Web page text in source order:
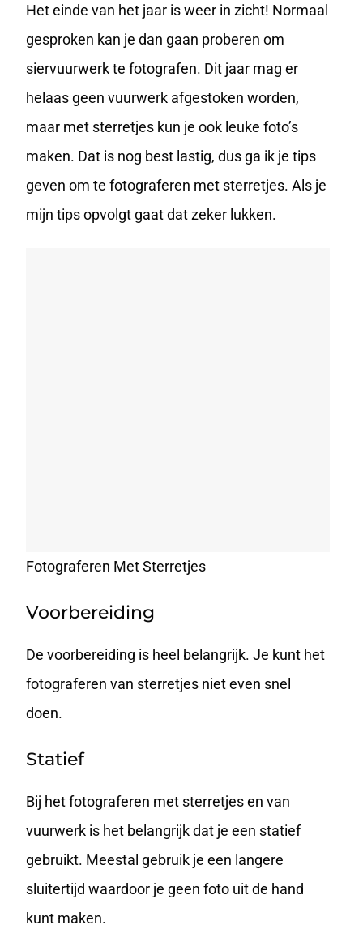
Het einde van het jaar is weer in zicht! Normaal
gesproken kan je dan gaan proberen om
siervuurwerk te fotografen. Dit jaar mag er
helaas geen vuurwerk afgestoken worden,
maar met sterretjes kun je ook leuke foto’s
maken. Dat is nog best lastig, dus ga ik je tips
geven om te fotograferen met sterretjes. Als je
mijn tips opvolgt gaat dat zeker lukken.
Fotograferen Met Sterretjes
Voorbereiding
De voorbereiding is heel belangrijk. Je kunt het
fotograferen van sterretjes niet even snel
doen.
Statief
Bij het fotograferen met sterretjes en van
vuurwerk is het belangrijk dat je een statief
gebruikt. Meestal gebruik je een langere
sluitertijd waardoor je geen foto uit de hand
kunt maken.